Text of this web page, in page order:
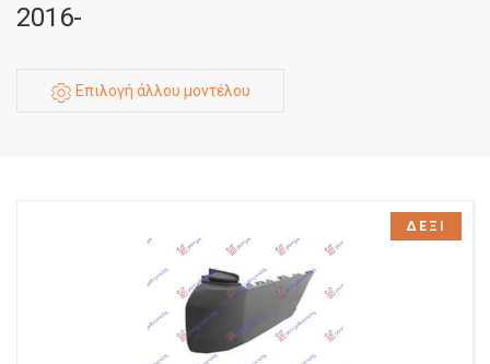
2016-
Επιλογή άλλου μοντέλου
ΔΕΞΙ